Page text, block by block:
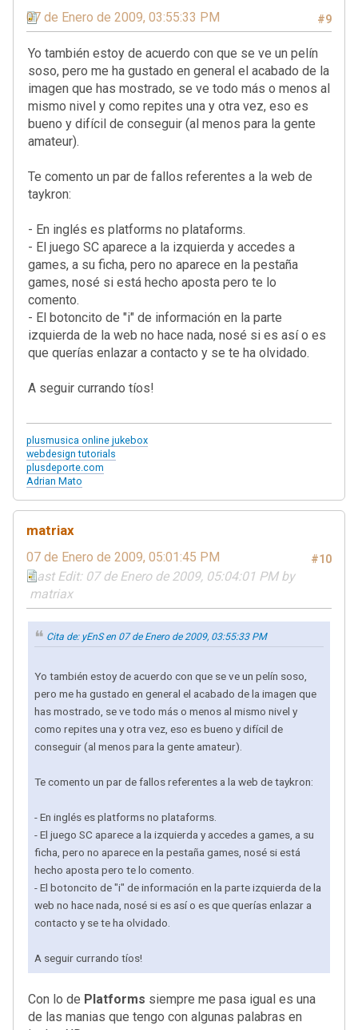
#9
07 de Enero de 2009, 03:55:33 PM
Yo también estoy de acuerdo con que se ve un pelín
soso, pero me ha gustado en general el acabado de la
imagen que has mostrado, se ve todo más o menos al
mismo nivel y como repites una y otra vez, eso es
bueno y difícil de conseguir (al menos para la gente
amateur).
Te comento un par de fallos referentes a la web de
taykron:
- En inglés es platforms no plataforms.
- El juego SC aparece a la izquierda y accedes a
games, a su ficha, pero no aparece en la pestaña
games, nosé si está hecho aposta pero te lo
comento.
- El botoncito de "i" de información en la parte
izquierda de la web no hace nada, nosé si es así o es
que querías enlazar a contacto y se te ha olvidado.
A seguir currando tíos!
plusmusica online jukebox
webdesign tutorials
plusdeporte.com
Adrian Mato
matriax
#10
07 de Enero de 2009, 05:01:45 PM
Last Edit: 07 de Enero de 2009, 05:04:01 PM by
matriax
Cita de: yEnS en 07 de Enero de 2009, 03:55:33 PM
Yo también estoy de acuerdo con que se ve un pelín soso,
pero me ha gustado en general el acabado de la imagen que
has mostrado, se ve todo más o menos al mismo nivel y
como repites una y otra vez, eso es bueno y difícil de
conseguir (al menos para la gente amateur).
Te comento un par de fallos referentes a la web de taykron:
- En inglés es platforms no plataforms.
- El juego SC aparece a la izquierda y accedes a games, a su
ficha, pero no aparece en la pestaña games, nosé si está
hecho aposta pero te lo comento.
- El botoncito de "i" de información en la parte izquierda de la
web no hace nada, nosé si es así o es que querías enlazar a
contacto y se te ha olvidado.
A seguir currando tíos!
Con lo de Platforms siempre me pasa igual es una
de las manias que tengo con algunas palabras en